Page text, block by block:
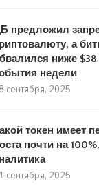
предложил
а
ниже
недели
сентября, 2025
токен имеет
почти на
сентября, 2025